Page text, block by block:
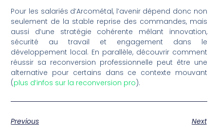
Pour les salariés d’Arcométal, l’avenir dépend donc non
seulement de la stable reprise des commandes, mais
aussi d’une stratégie cohérente mêlant innovation,
sécurité au travail et engagement dans le
développement local. En parallèle, découvrir comment
réussir sa reconversion professionnelle peut être une
alternative pour certains dans ce contexte mouvant
(plus d’infos sur la reconversion pro).
Previous
Next